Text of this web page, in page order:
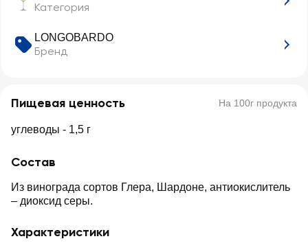
Категория
LONGOBARDO
Бренд
Пищевая ценность На 100г продукта
углеводы - 1,5 г
Состав
Из винограда сортов Глера, Шардоне, антиокислитель
– диоксид серы.
Характеристики